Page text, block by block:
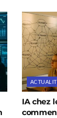
IA chez